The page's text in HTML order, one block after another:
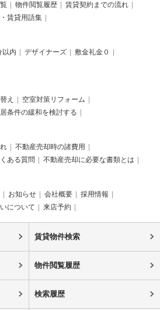
物件閲覧履歴
賃貸契約までの流れ
賃貸用語集
以内 デザイナーズ
敷金礼金０
え
空室対策リフォーム
条件の緩和を検討する
不動産売却時の諸費用
ある質問 不動産売却に必要な書類とは
お知らせ 会社概要
採用情報
について 来店予約
賃貸物件検索
物件閲覧履歴
検索履歴